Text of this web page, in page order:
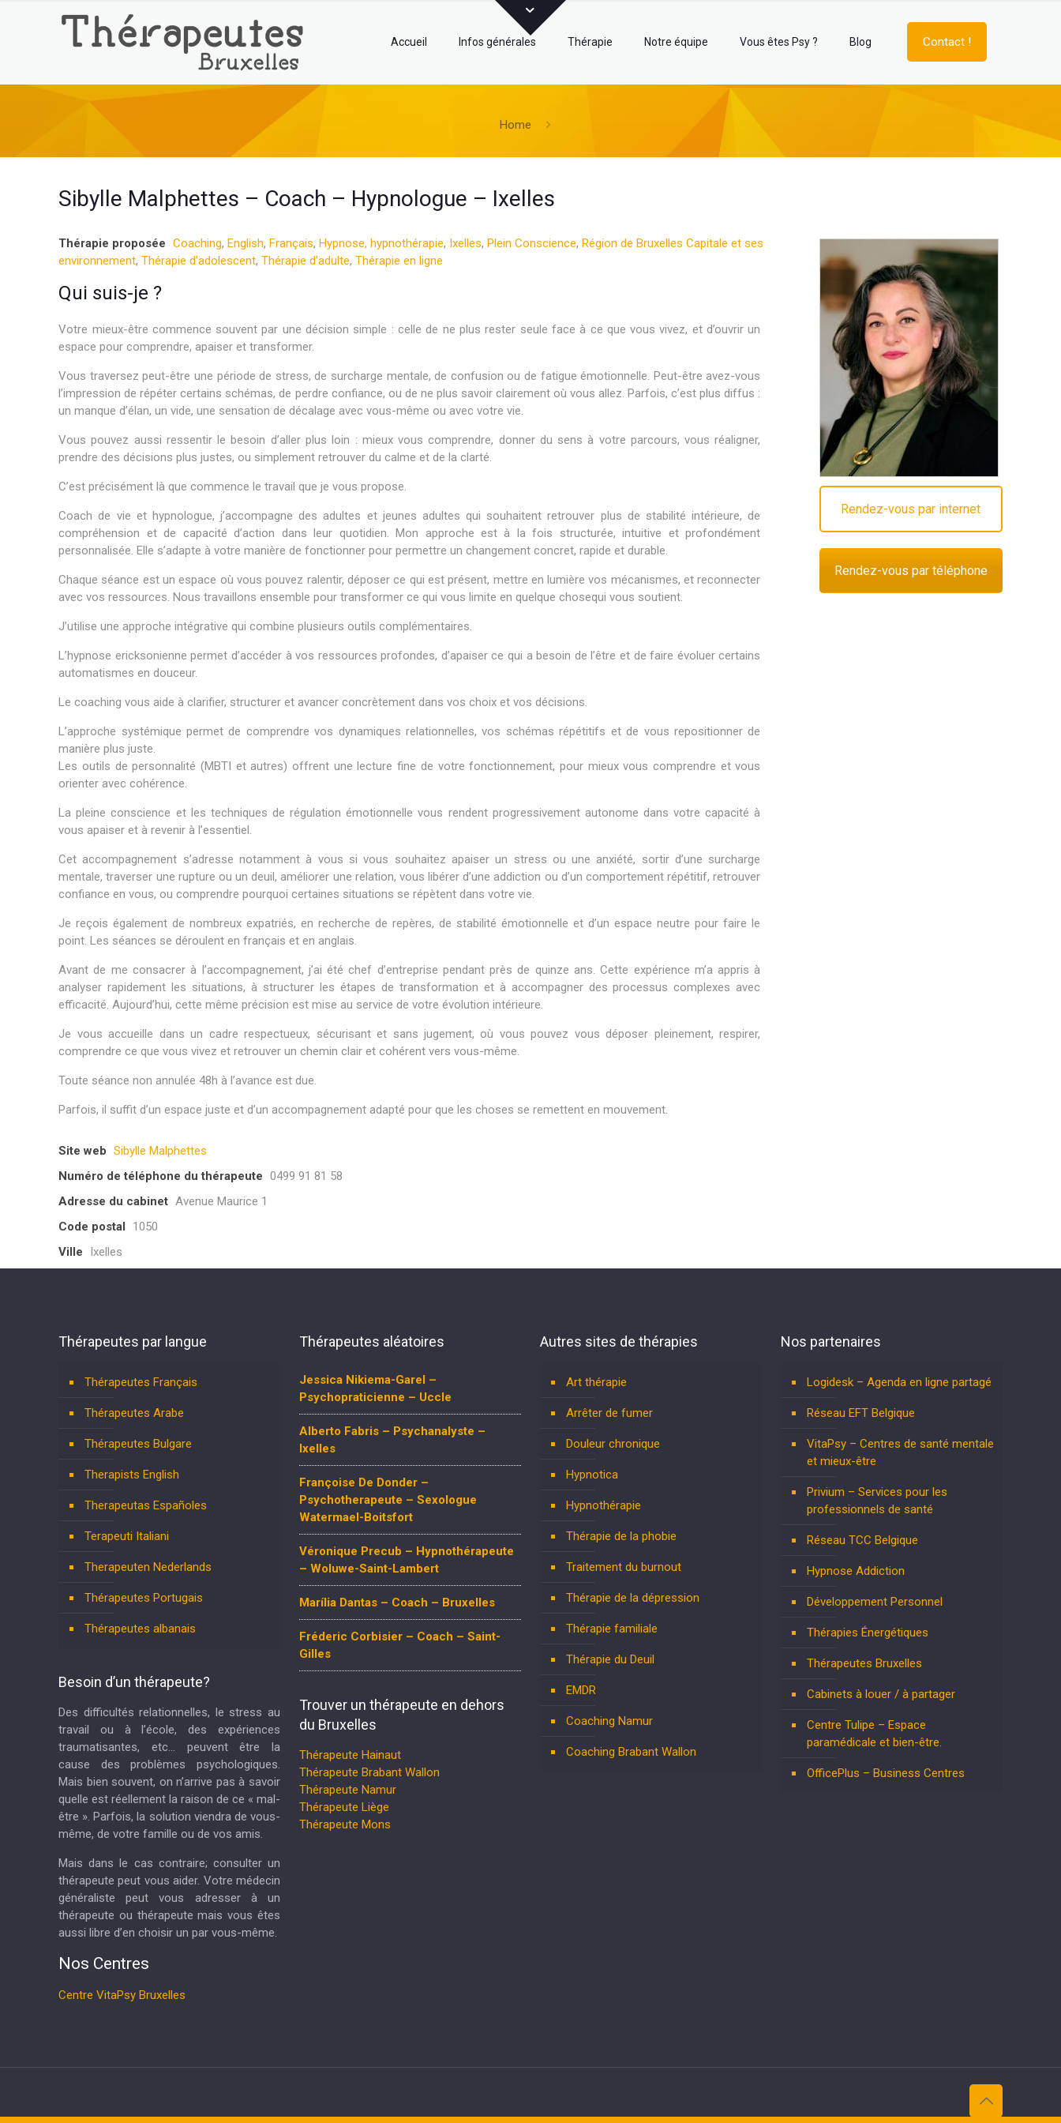
Accueil Infos générales Thérapie Notre équipe Vous êtes Psy ? Blog Contact !
Home
Sibylle Malphettes – Coach – Hypnologue – Ixelles
Thérapie proposée Coaching,English,Français,Hypnose, hypnothérapie, Ixelles,Plein Conscience,Région de Bruxelles Capitale et ses
environnement,Thérapie d’adolescent,Thérapie d’adulte,Thérapie en ligne
Qui suis-je ?
Votre mieux-être commence souvent par une décision simple : celle de ne plus rester seule face à ce que vous vivez, et d’ouvrir un
espace pour comprendre, apaiser et transformer.
Vous traversez peut-être une période de stress, de surcharge mentale, de confusion ou de fatigue émotionnelle. Peut-être avez-vous
l’impression de répéter certains schémas, de perdre confiance, ou de ne plus savoir clairement où vous allez. Parfois, c’est plus diffus :
un manque d’élan, un vide, une sensation de décalage avec vous-même ou avec votre vie.
Vous pouvez aussi ressentir le besoin d’aller plus loin : mieux vous comprendre, donner du sens à votre parcours, vous réaligner,
prendre des décisions plus justes, ou simplement retrouver du calme et de la clarté.
C’est précisément là que commence le travail que je vous propose.
Coach de vie et hypnologue, j’accompagne des adultes et jeunes adultes qui souhaitent retrouver plus de stabilité intérieure, de
compréhension et de capacité d’action dans leur quotidien. Mon approche est à la fois structurée, intuitive et profondément
personnalisée. Elle s’adapte à votre manière de fonctionner pour permettre un changement concret, rapide et durable.
Chaque séance est un espace où vous pouvez ralentir, déposer ce qui est présent, mettre en lumière vos mécanismes, et reconnecter
avec vos ressources. Nous travaillons ensemble pour transformer ce qui vous limite en quelque chosequi vous soutient.
J’utilise une approche intégrative qui combine plusieurs outils complémentaires.
L’hypnose ericksonienne permet d’accéder à vos ressources profondes, d’apaiser ce qui a besoin de l’être et de faire évoluer certains
automatismes en douceur.
Le coaching vous aide à clarifier, structurer et avancer concrètement dans vos choix et vos décisions.
L’approche systémique permet de comprendre vos dynamiques relationnelles, vos schémas répétitifs et de vous repositionner de
manière plus juste.
Les outils de personnalité (MBTI et autres) offrent une lecture fine de votre fonctionnement, pour mieux vous comprendre et vous
orienter avec cohérence.
La pleine conscience et les techniques de régulation émotionnelle vous rendent progressivement autonome dans votre capacité à
vous apaiser et à revenir à l’essentiel.
Cet accompagnement s’adresse notamment à vous si vous souhaitez apaiser un stress ou une anxiété, sortir d’une surcharge
mentale, traverser une rupture ou un deuil, améliorer une relation, vous libérer d’une addiction ou d’un comportement répétitif, retrouver
confiance en vous, ou comprendre pourquoi certaines situations se répètent dans votre vie.
Je reçois également de nombreux expatriés, en recherche de repères, de stabilité émotionnelle et d’un espace neutre pour faire le
point. Les séances se déroulent en français et en anglais.
Avant de me consacrer à l’accompagnement, j’ai été chef d’entreprise pendant près de quinze ans. Cette expérience m’a appris à
analyser rapidement les situations, à structurer les étapes de transformation et à accompagner des processus complexes avec
efficacité. Aujourd’hui, cette même précision est mise au service de votre évolution intérieure.
Je vous accueille dans un cadre respectueux, sécurisant et sans jugement, où vous pouvez vous déposer pleinement, respirer,
comprendre ce que vous vivez et retrouver un chemin clair et cohérent vers vous-même.
Toute séance non annulée 48h à l’avance est due.
Parfois, il suffit d’un espace juste et d’un accompagnement adapté pour que les choses se remettent en mouvement.
Rendez-vous par internet
Rendez-vous par téléphone
Site web Sibylle Malphettes
Numéro de téléphone du thérapeute 0499 91 81 58
Adresse du cabinet Avenue Maurice 1
Code postal
1050
Ville
Ixelles
Thérapeutes par langue
Thérapeutes Français
Thérapeutes Arabe
Thérapeutes Bulgare
Therapists English
Therapeutas Españoles
Terapeuti Italiani
Therapeuten Nederlands
Thérapeutes Portugais
Thérapeutes albanais
Besoin d’un thérapeute?
Des difficultés relationnelles, le stress au
travail ou à l’école, des expériences
traumatisantes, etc… peuvent être la
cause des problèmes psychologiques.
Mais bien souvent, on n’arrive pas à savoir
quelle est réellement la raison de ce « mal-
être ». Parfois, la solution viendra de vous-
même, de votre famille ou de vos amis.
Mais dans le cas contraire; consulter un
thérapeute peut vous aider. Votre médecin
généraliste peut vous adresser à un
thérapeute ou thérapeute mais vous êtes
aussi libre d’en choisir un par vous-même.
Nos Centres
Centre VitaPsy Bruxelles
Thérapeutes aléatoires
Jessica Nikiema-Garel –
Psychopraticienne – Uccle
Alberto Fabris – Psychanalyste –
Ixelles
Françoise De Donder –
Psychotherapeute – Sexologue
Watermael-Boitsfort
Véronique Precub – Hypnothérapeute
– Woluwe-Saint-Lambert
Marília Dantas – Coach – Bruxelles
Fréderic Corbisier – Coach – Saint-
Gilles
Trouver un thérapeute en dehors
du Bruxelles
Thérapeute Hainaut
Thérapeute Brabant Wallon
Thérapeute Namur
Thérapeute Liège
Thérapeute Mons
Autres sites de thérapies
Art thérapie
Arrêter de fumer
Douleur chronique
Hypnotica
Hypnothérapie
Thérapie de la phobie
Traitement du burnout
Thérapie de la dépression
Thérapie familiale
Thérapie du Deuil
EMDR
Coaching Namur
Coaching Brabant Wallon
Nos partenaires
Logidesk – Agenda en ligne partagé
Réseau EFT Belgique
VitaPsy – Centres de santé mentale
et mieux-être
Privium – Services pour les
professionnels de santé
Réseau TCC Belgique
Hypnose Addiction
Développement Personnel
Thérapies Énergétiques
Thérapeutes Bruxelles
Cabinets à louer / à partager
Centre Tulipe – Espace
paramédicale et bien-être.
OfficePlus – Business Centres